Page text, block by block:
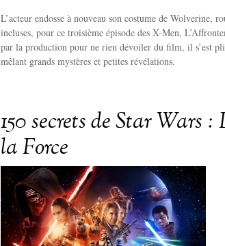
L’acteur endosse à nouveau son costume de Wolverine,
incluses, pour ce troisième épisode des X-Men,
par la production pour ne rien dévoiler du film, il s’est
mêlant grands mystères et petites révélations.
150 secrets de Star Wars :
la Force